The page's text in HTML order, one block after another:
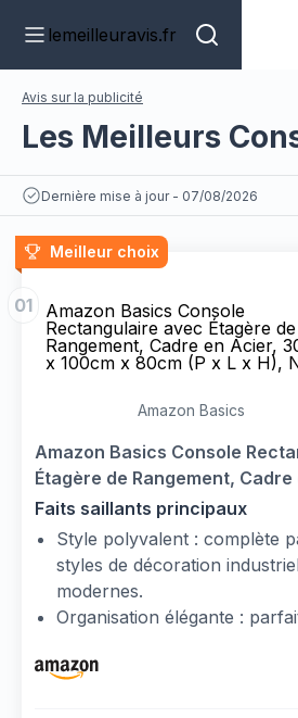
lemeilleuravis.fr
Avis sur la publicité
Les Meilleurs
Dernière mise à jour - 07/08/2026
Meilleur choix
01
Amazon Basics Console
Rectangulaire avec Étagère de
Rangement, Cadre en Acier,
x 100cm x 80cm (P x L x H),
Amazon Basics
Amazon Basics Console
Étagère de Rangement,
100cm x 80cm (P x L x H), Noir
Faits saillants principaux
Style polyvalent : complète
styles de décoration
modernes.
Organisation élégante :
objets essentiels et mettre
éléments décoratifs avec